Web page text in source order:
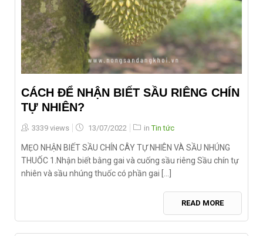
CÁCH ĐỂ NHẬN BIẾT SẦU RIÊNG CHÍN
TỰ NHIÊN?
3339 views
Posted
13/07/2022 in Tin tức
MẸO NHẬN BIẾT SẦU CHÍN CÂY TỰ NHIÊN VÀ SẦU NHÚNG
THUỐC 1.Nhận biết bằng gai và cuống sầu riêng Sầu chín tự
nhiên và sầu nhúng thuốc có phần gai [...]
READ MORE